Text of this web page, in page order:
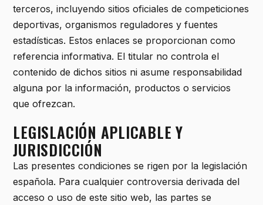
terceros, incluyendo sitios oficiales de competiciones
deportivas, organismos reguladores y fuentes
estadísticas. Estos enlaces se proporcionan como
referencia informativa. El titular no controla el
contenido de dichos sitios ni asume responsabilidad
alguna por la información, productos o servicios
que ofrezcan.
LEGISLACIÓN APLICABLE Y
JURISDICCIÓN
Las presentes condiciones se rigen por la legislación
española. Para cualquier controversia derivada del
acceso o uso de este sitio web, las partes se